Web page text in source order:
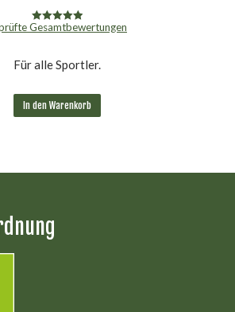
Bewertet mit
Gesamtbewertungen
Für alle Sportler.
In den Warenkorb